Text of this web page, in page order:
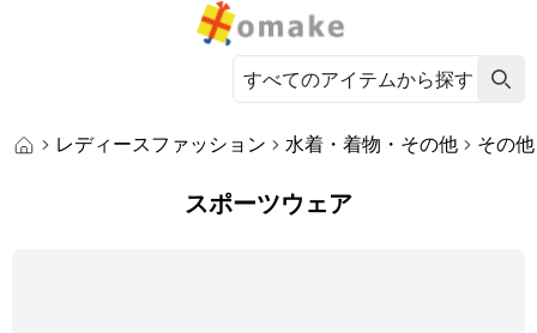
レディースファッション 水着・着物・その他 その他
スポーツウェア